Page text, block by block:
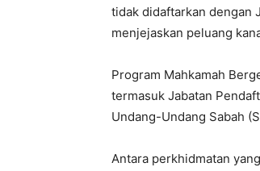
tidak didaftarkan dengan
menjejaskan peluang
Program Mahkamah
termasuk Jabatan
Undang-Undang Sabah
Antara perkhidmatan